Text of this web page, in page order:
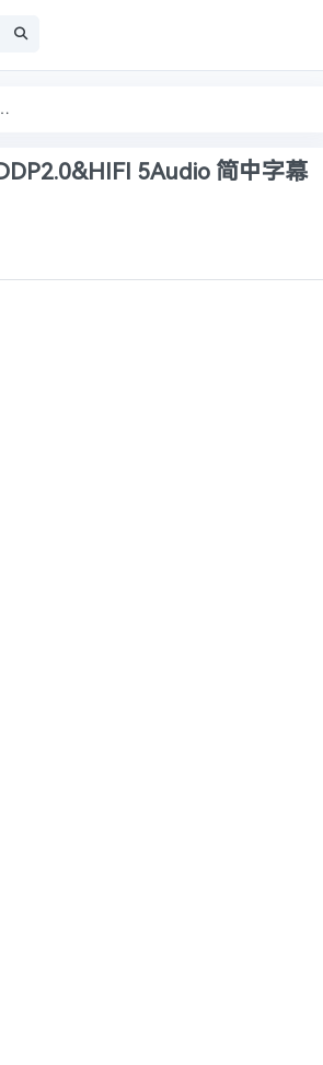
5Audio 简中字幕 白鹿/丞磊【单集1～6GB】
5Audio 简中字幕